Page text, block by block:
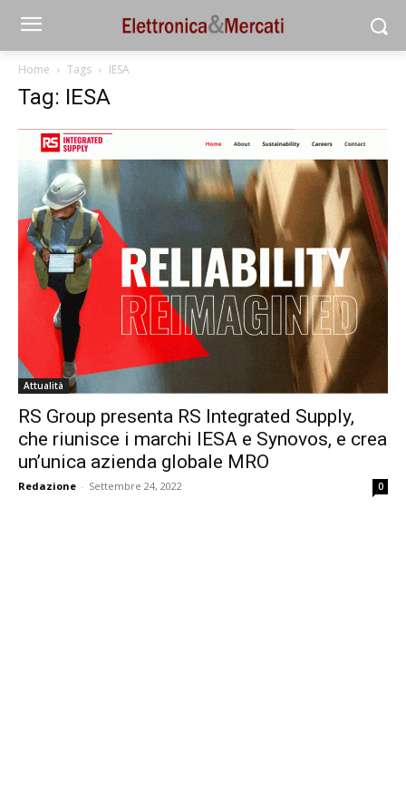
Home Tags IESA
Tag: IESA
Attualità
RS Group presenta RS Integrated Supply,
che riunisce i marchi IESA e Synovos, e crea
un’unica azienda globale MRO
Redazione - Settembre 24, 2022 0